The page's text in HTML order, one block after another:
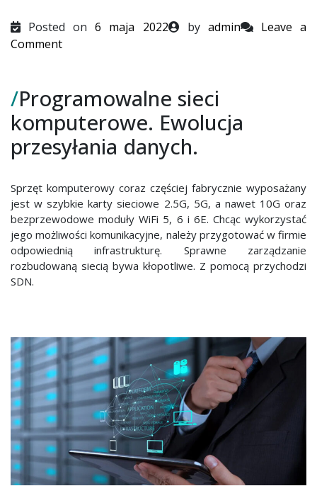
Posted on6 maja 2022 by admin
Leave a
Commenton
komputerowe.
Ewolucja
przesyłania
danych.
/Programowalne sieci
komputerowe. Ewolucja
przesyłania danych.
Sprzęt komputerowy coraz częściej fabrycznie wyposażany
jest w szybkie karty sieciowe 2.5G, 5G, a nawet 10G oraz
bezprzewodowe moduły WiFi 5, 6 i 6E. Chcąc wykorzystać
jego możliwości komunikacyjne, należy przygotować w firmie
odpowiednią infrastrukturę. Sprawne zarządzanie
rozbudowaną siecią bywa kłopotliwe. Z pomocą przychodzi
SDN.